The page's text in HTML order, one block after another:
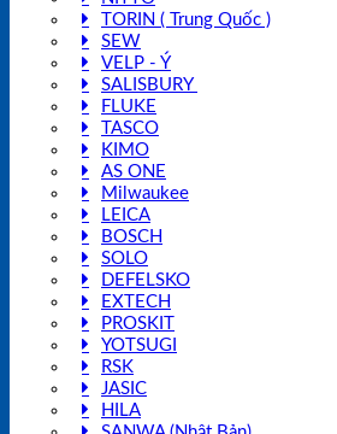
TORIN ( Trung Quốc )
SEW
VELP - Ý
SALISBURY
FLUKE
TASCO
KIMO
AS ONE
Milwaukee
LEICA
BOSCH
SOLO
DEFELSKO
EXTECH
PROSKIT
YOTSUGI
RSK
JASIC
HILA